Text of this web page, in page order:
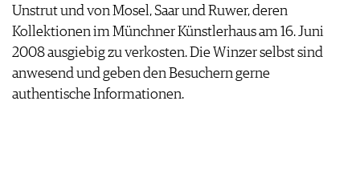
JOBS
WERBUNG
PRESSE
IMPRESSUM
AGB & DATENSCHUTZ
Unstrut und von Mosel, Saar und Ruwer, deren
Kollektionen im Münchner Künstlerhaus am 16. Juni
2008 ausgiebig zu verkosten. Die Winzer selbst sind
anwesend und geben den Besuchern gerne
authentische Informationen.